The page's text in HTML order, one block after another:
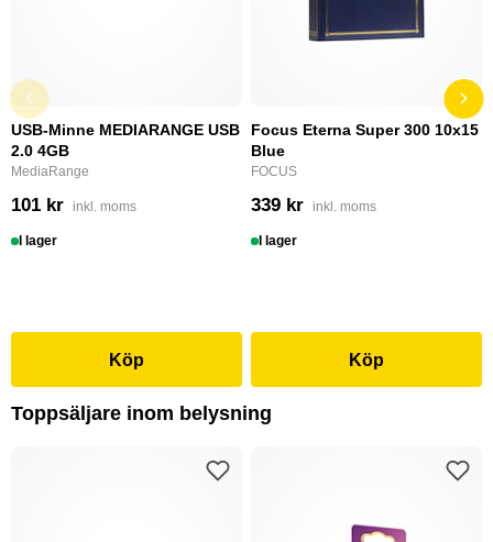
USB-Minne MEDIARANGE USB
2.0 4GB
MediaRange
101 kr inkl. moms
I lager
Köp
Focus Eterna Super 300 10x15
Blue
FOCUS
339 kr inkl. moms
I lager
Köp
Toppsäljare inom belysning